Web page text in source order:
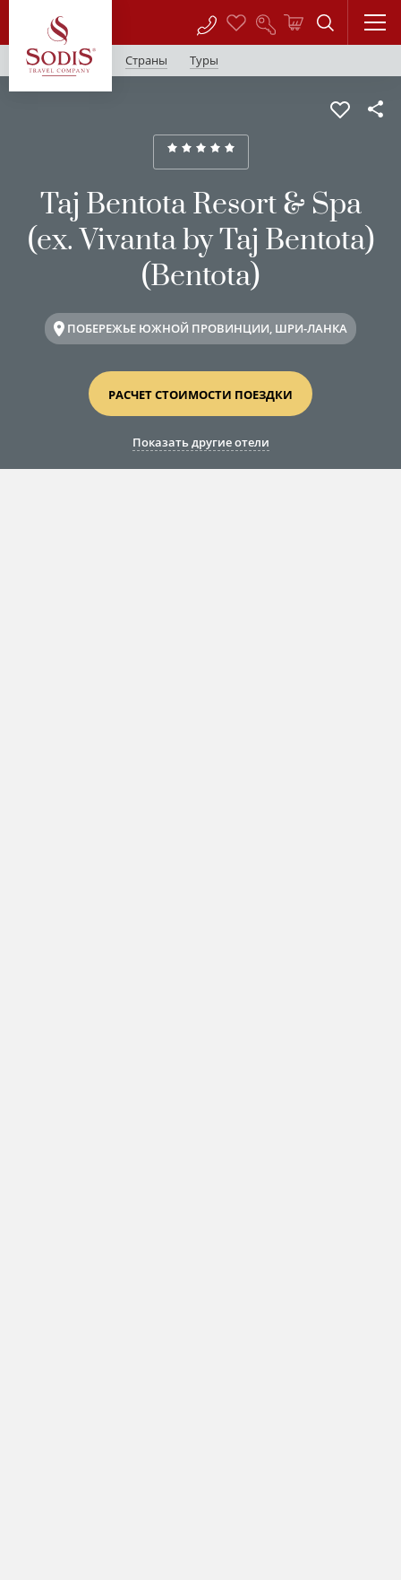
Страны Туры
Taj Bentota Resort & Spa
(ex. Vivanta by Taj Bentota)
(Bentota)
ПОБЕРЕЖЬЕ ЮЖНОЙ ПРОВИНЦИИ, ШРИ-ЛАНКА
РАСЧЕТ СТОИМОСТИ ПОЕЗДКИ
Показать другие отели